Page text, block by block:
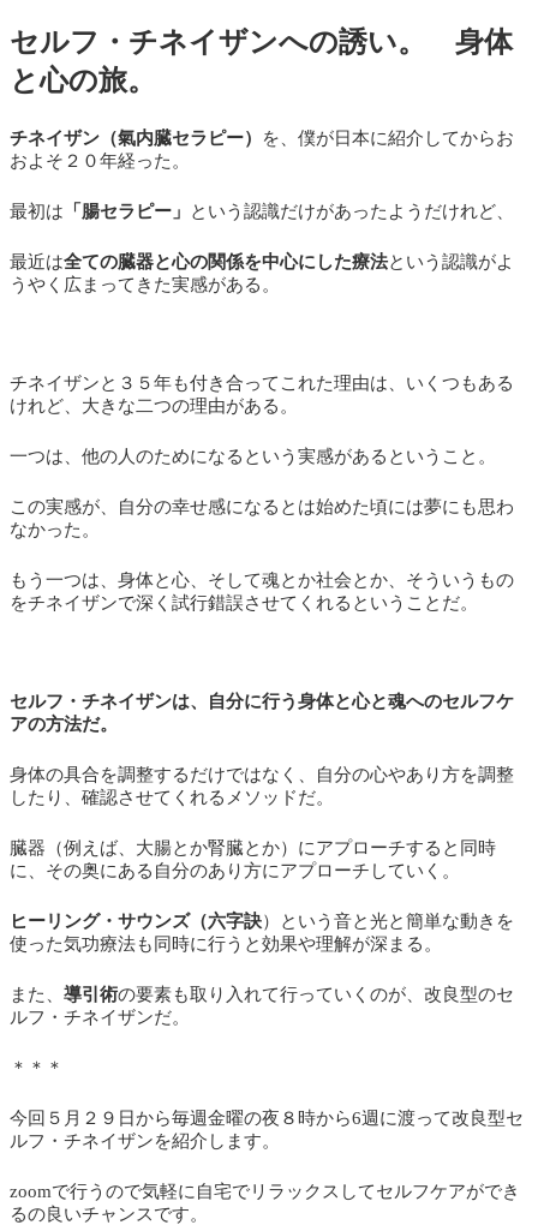
セルフ・チネイザンへの誘い。 身体
と心の旅。
チネイザン（氣内臓セラピー）
を、僕が日本に紹介してからお
およそ２０年経った。
最初は 「腸セラピー」 という認識だけがあったようだけれど、
最近は全ての臓器と心の関係を中心にした療法という認識がよ
うやく広まってきた実感がある。
チネイザンと３５年も付き合ってこれた理由は、いくつもある
けれど、大きな二つの理由がある。
一つは、他の人のためになるという実感があるということ。
この実感が、自分の幸せ感になるとは始めた頃には夢にも思わ
なかった。
もう一つは、身体と心、そして魂とか社会とか、そういうもの
をチネイザンで深く試行錯誤させてくれるということだ。
セルフ・チネイザンは、自分に行う身体と心と魂へのセルフケ
アの方法だ。
身体の具合を調整するだけではなく、自分の心やあり方を調整
したり、確認させてくれるメソッドだ。
臓器（例えば、大腸とか腎臓とか）にアプローチすると同時
に、その奥にある自分のあり方にアプローチしていく。
ヒーリング・サウンズ（六字訣）という音と光と簡単な動きを
使った気功療法も同時に行うと効果や理解が深まる。
また、 導引術の要素も取り入れて行っていくのが、改良型のセ
ルフ・チネイザンだ。
＊＊＊
今回５月２９日から毎週金曜の夜８時から6週に渡って改良型セ
ルフ・チネイザンを紹介します。
zoomで行うので気軽に自宅でリラックスしてセルフケアができ
るの良いチャンスです。